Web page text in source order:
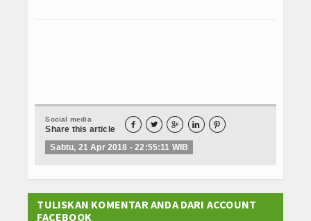
Social media
Share this article     
Sabtu, 21 Apr 2018 - 22:55:11 WIB
TULISKAN KOMENTAR ANDA DARI ACCOUNT
FACEBOOK